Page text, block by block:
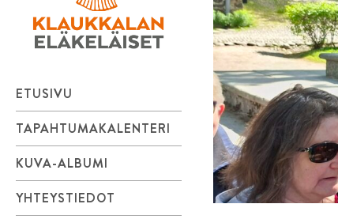
ETUSIVU
TAPAHTUMAKALENTERI
KUVA-ALBUMI
YHTEYSTIEDOT